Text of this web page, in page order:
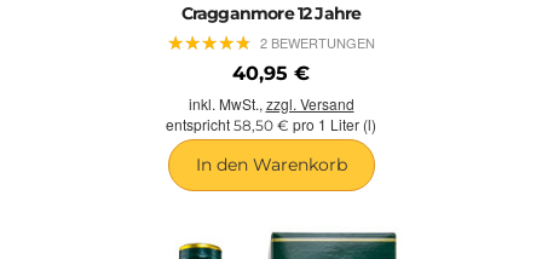
Cragganmore 12 Jahre
★★★★★
★★★★★ 2 BEWERTUNGEN
40,95 €
inkl. MwSt., zzgl. Versand
entspricht 58,50 € pro 1 Liter (l)
In den Warenkorb